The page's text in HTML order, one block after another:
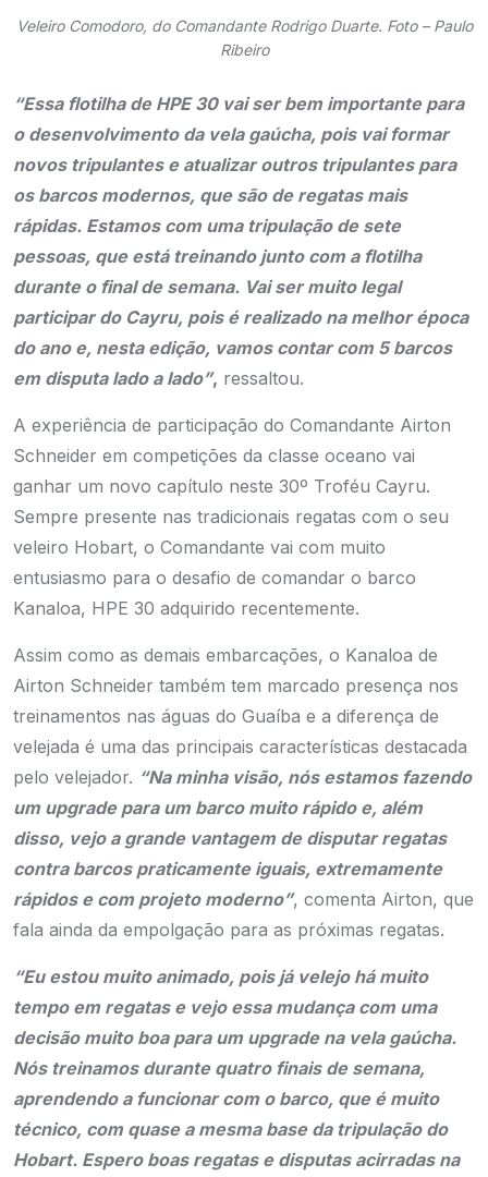
Veleiro Comodoro, do Comandante Rodrigo Duarte. Foto – Paulo
Ribeiro
“Essa flotilha de HPE 30 vai ser bem importante para
o desenvolvimento da vela gaúcha, pois vai formar
novos tripulantes e atualizar outros tripulantes para
os barcos modernos, que são de regatas mais
rápidas. Estamos com uma tripulação de sete
pessoas, que está treinando junto com a flotilha
durante o final de semana. Vai ser muito legal
participar do Cayru, pois é realizado na melhor época
do ano e, nesta edição, vamos contar com 5 barcos
em disputa lado a lado”, ressaltou.
A experiência de participação do Comandante Airton
Schneider em competições da classe oceano vai
ganhar um novo capítulo neste 30º Troféu Cayru.
Sempre presente nas tradicionais regatas com o seu
veleiro Hobart, o Comandante vai com muito
entusiasmo para o desafio de comandar o barco
Kanaloa, HPE 30 adquirido recentemente.
Assim como as demais embarcações, o Kanaloa de
Airton Schneider também tem marcado presença nos
treinamentos nas águas do Guaíba e a diferença de
velejada é uma das principais características destacada
pelo velejador. “Na minha visão, nós estamos fazendo
um upgrade para um barco muito rápido e, além
disso, vejo a grande vantagem de disputar regatas
contra barcos praticamente iguais, extremamente
rápidos e com projeto moderno”, comenta Airton, que
fala ainda da empolgação para as próximas regatas.
“Eu estou muito animado, pois já velejo há muito
tempo em regatas e vejo essa mudança com uma
decisão muito boa para um upgrade na vela gaúcha.
Nós treinamos durante quatro finais de semana,
aprendendo a funcionar com o barco, que é muito
técnico, com quase a mesma base da tripulação do
Hobart. Espero boas regatas e disputas acirradas na